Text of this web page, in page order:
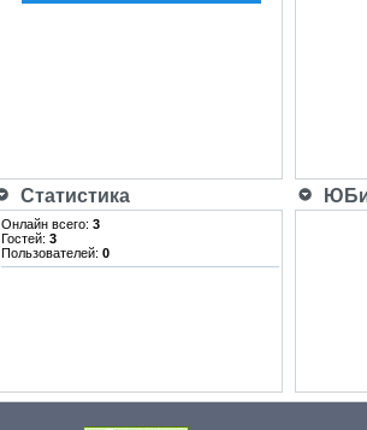
Статистика
Онлайн всего: 3
Гостей: 3
Пользователей: 0